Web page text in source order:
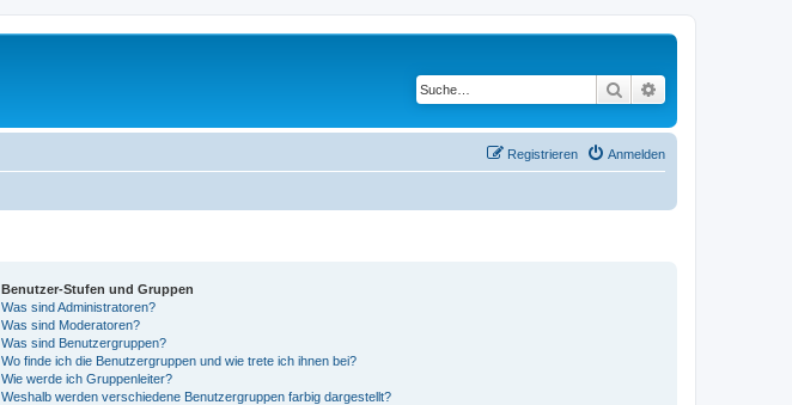
Suche
Anmelden
Registrieren
Benutzer-Stufen und Gruppen
Was sind Administratoren?
Was sind Moderatoren?
Was sind Benutzergruppen?
Wo finde ich die Benutzergruppen und wie trete ich ihnen bei?
Wie werde ich Gruppenleiter?
Weshalb werden verschiedene Benutzergruppen farbig dargestellt?